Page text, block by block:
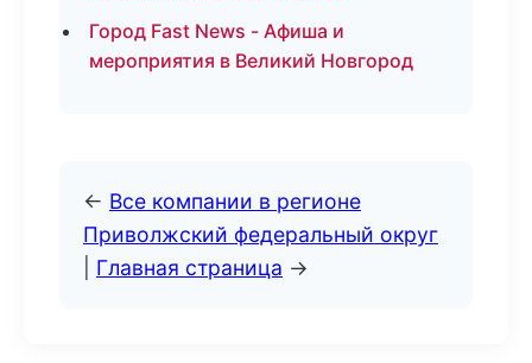
Город Fast News - Афиша и
мероприятия в Великий Новгород
← Все компании в регионе
Приволжский федеральный округ
Главная страница →